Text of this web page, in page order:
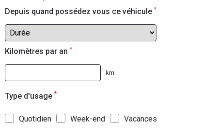
Depuis quand possédez vous ce véhicule *
Kilomètres par an *
km
Type d'usage *
Quotidien Week-end Vacances